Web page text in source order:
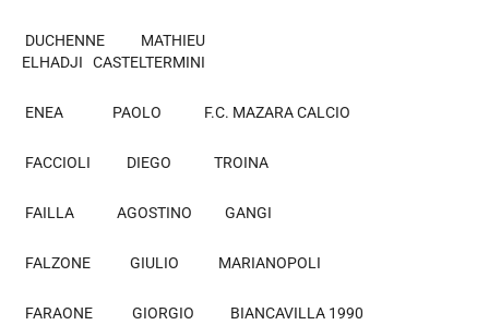
DUCHENNE MATHIEU
ELHADJI CASTELTERMINI
ENEA PAOLO F.C. MAZARA CALCIO
FACCIOLI DIEGO TROINA
FAILLA AGOSTINO GANGI
FALZONE GIULIO MARIANOPOLI
FARAONE GIORGIO BIANCAVILLA 1990